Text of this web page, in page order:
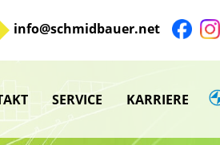
info@schmidbauer.net
SERVICE KARRIERE